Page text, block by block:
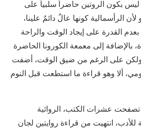
ليس بكون الروتين حاضراً سلبياً على
الرأسمالية كونها عالٌ دائمٌ علينا،
القدرة على إيجاد الوقت والراحة
بالإضافة إلى معمعة الكورونا الحاضرة
ولكن على الرغم من ضيق الوقت، أضفت
ألا وهو قراءة ما استطعت قبل النوم
عشرات الكتب، الروائية
للأدب، انتهيت من قراءة روايتين لجان